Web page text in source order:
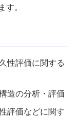
す。
性評価に関する
造の分析・評価
評価などに関す